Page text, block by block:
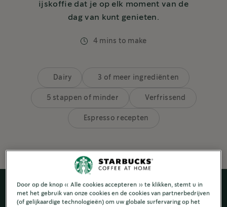
ijskoffie dat je op elk moment van de
dag van kunt genieten.
4 mins to make
Dairy 3 of meer ingrediënten
5 stappen of minder Verfrissend
Espresso recepten
Door op de knop « Alle cookies accepteren » te klikken, stemt u in
met het gebruik van onze cookies en de cookies van partnerbedrijven
(of gelijkaardige technologieën) om uw globale surfervaring op het